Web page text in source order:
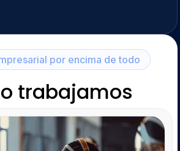
por encima de todo
trabajamos